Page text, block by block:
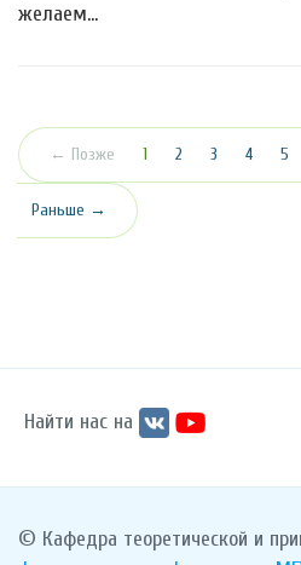
желаем…
← Позже 1 (текущая)
2 3 4 5
Раньше →
Найти нас на
© Кафедра теоретической и